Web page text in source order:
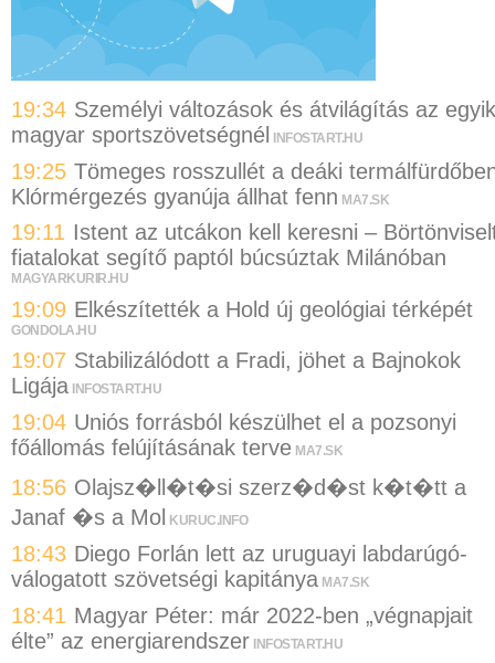
19:34 Személyi változások és átvilágítás az egyik
magyar sportszövetségnél
INFOSTART.HU
19:25 Tömeges rosszullét a deáki
Klórmérgezés gyanúja állhat fenn MA7.SK
19:11 Istent az utcákon kell keresni –
fiatalokat segítő paptól búcsúztak Milánóban
MAGYARKURIR.HU
19:09 Elkészítették a Hold új geológiai térképét
GONDOLA.HU
19:07 Stabilizálódott a Fradi, jöhet a Bajnokok
Ligája INFOSTART.HU
19:04 Uniós forrásból készülhet el a pozsonyi
főállomás felújításának terve MA7.SK
18:56 Olajsz�ll�t�si szerz�d�st k�t�tt a
Janaf �s a Mol KURUC.INFO
18:43 Diego Forlán lett az uruguayi labdarúgó-
válogatott szövetségi kapitánya MA7.SK
18:41 Magyar Péter: már 2022-ben „végnapjait
élte” az energiarendszer INFOSTART.HU